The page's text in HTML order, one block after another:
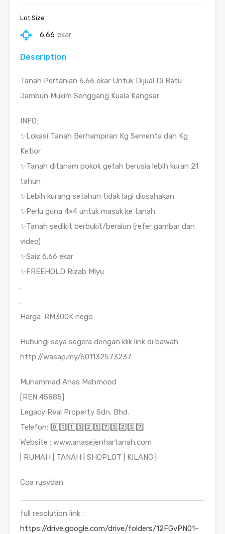
Lot Size
6.66 ekar
Description
Tanah Pertanian 6.66 ekar Untuk Dijual Di Batu
Jambun Mukim Senggang Kuala Kangsar
INFO:
✨Lokasi Tanah Berhampiran Kg Sementa dan Kg
Ketior
✨Tanah ditanam pokok getah berusia lebih kuran 21
tahun
✨Lebih kurang setahun tidak lagi diusahakan
✨Perlu guna 4×4 untuk masuk ke tanah
✨Tanah sedikit berbukit/beralun (refer gambar dan
video)
✨Saiz 6.66 ekar
✨FREEHOLD Rizab Mlyu
.
.
Harga: RM300K nego
Hubungi saya segera dengan klik link di bawah :
http://wasap.my/601132573237
Muhammad Anas Mahmood
[REN 45885]
Legacy Real Property Sdn. Bhd.
Telefon: 0️⃣1️⃣1️⃣3️⃣2️⃣5️⃣7️⃣3️⃣2️⃣3️⃣7️⃣
Website : www.anasejenhartanah.com
| RUMAH | TANAH | SHOPLOT | KILANG |
Coa rusydan
full resolution link :
https://drive.google.com/drive/folders/12FGvPN01-